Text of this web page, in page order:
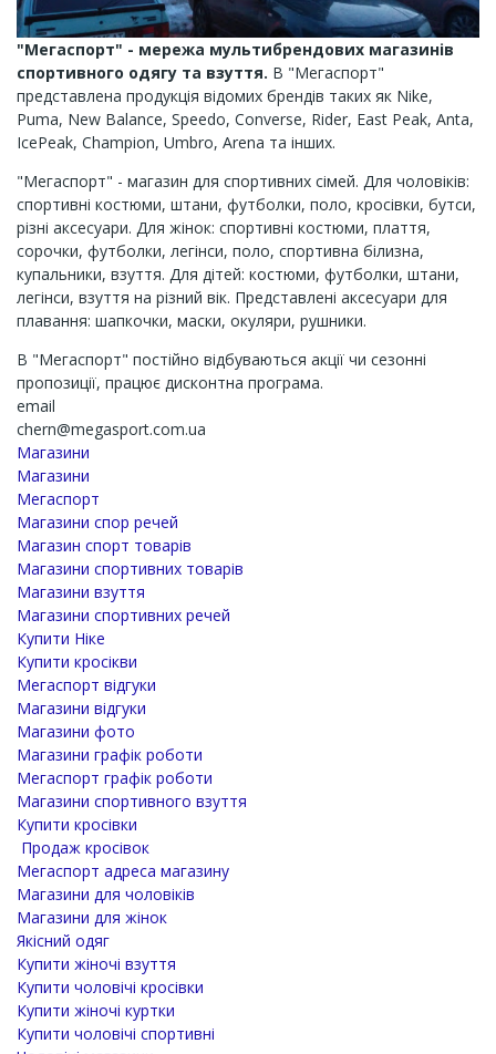
"Мегаспорт" - мережа мультибрендових магазинів
спортивного одягу та взуття. В "Мегаспорт"
представлена продукція відомих брендів таких як Nike,
Puma, New Balance, Speedo, Converse, Rider, East Peak, Anta,
IcePeak, Champion, Umbro, Arena та інших.
"Мегаспорт" - магазин для спортивних сімей. Для чоловіків:
спортивні костюми, штани, футболки, поло, кросівки, бутси,
різні аксесуари. Для жінок: спортивні костюми, плаття,
сорочки, футболки, легінси, поло, спортивна білизна,
купальники, взуття. Для дітей: костюми, футболки, штани,
легінси, взуття на різний вік. Представлені аксесуари для
плавання: шапкочки, маски, окуляри, рушники.
В "Мегаспорт" постійно відбуваються акції чи сезонні
пропозиції, працює дисконтна програма.
email
chern@megasport.com.ua
Магазини
Магазини
Мегаспорт
Магазини спор речей
Магазин спорт товарів
Магазини спортивних товарів
Магазини взуття
Магазини спортивних речей
Купити Ніке
Купити кросікви
Мегаспорт відгуки
Магазини відгуки
Магазини фото
Магазини графік роботи
Мегаспорт графік роботи
Магазини спортивного взуття
Купити кросівки
Продаж кросівок
Мегаспорт адреса магазину
Магазини для чоловіків
Магазини для жінок
Якісний одяг
Купити жіночі взуття
Купити чоловічі кросівки
Купити жіночі куртки
Купити чоловічі спортивні